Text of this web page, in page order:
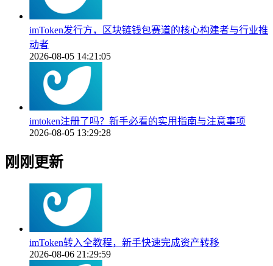
imToken发行方，区块链钱包赛道的核心构建者与行业推
动者
2026-08-05 14:21:05
imtoken注册了吗？新手必看的实用指南与注意事项
2026-08-05 13:29:28
刚刚更新
imToken转入全教程，新手快速完成资产转移
2026-08-06 21:29:59